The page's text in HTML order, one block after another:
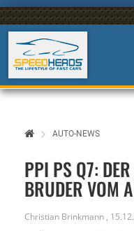
AUTO-NEWS
PPI PS Q7:
BRUDER VOM
Christian Brinkmann ,